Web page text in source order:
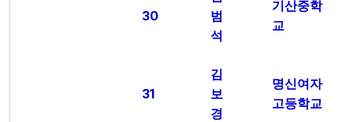
30
범
석
기산중학
교
31
김
보
경
명신여자
고등학교